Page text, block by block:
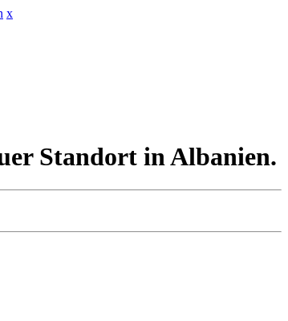
x
Standort in Albanien.